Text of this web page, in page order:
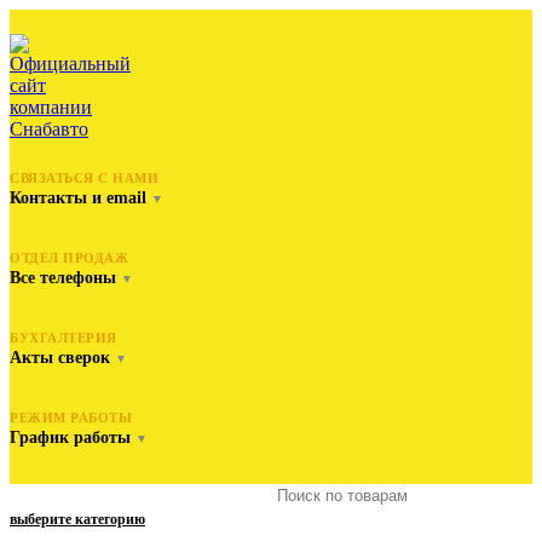
СВЯЗАТЬСЯ С НАМИ
Контакты и email ▼
ОТДЕЛ ПРОДАЖ
Все телефоны ▼
БУХГАЛТЕРИЯ
Акты сверок ▼
РЕЖИМ РАБОТЫ
График работы ▼
выберите категорию